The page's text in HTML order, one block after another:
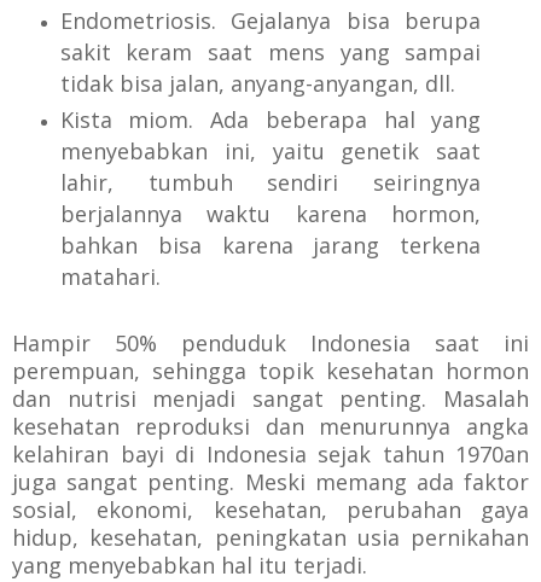
Endometriosis. Gejalanya bisa berupa
sakit keram saat mens yang sampai
tidak bisa jalan, anyang-anyangan, dll.
Kista miom. Ada beberapa hal yang
menyebabkan ini, yaitu genetik saat
lahir, tumbuh sendiri seiringnya
berjalannya waktu karena hormon,
bahkan bisa karena jarang terkena
matahari.
Hampir 50% penduduk Indonesia saat ini
perempuan, sehingga topik kesehatan hormon
dan nutrisi menjadi sangat penting. Masalah
kesehatan reproduksi dan menurunnya angka
kelahiran bayi di Indonesia sejak tahun 1970an
juga sangat penting. Meski memang ada faktor
sosial, ekonomi, kesehatan, perubahan gaya
hidup, kesehatan, peningkatan usia pernikahan
yang menyebabkan hal itu terjadi.